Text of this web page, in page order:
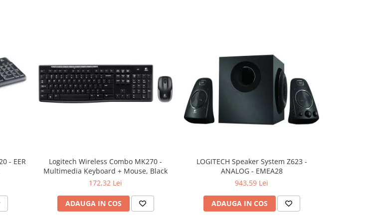
- EER
Logitech Wireless Combo MK270 -
Multimedia Keyboard + Mouse, Black
172,32 Lei
ADAUGA IN COS
LOGITECH Speaker System Z623 -
ANALOG - EMEA28
943,59 Lei
ADAUGA IN COS